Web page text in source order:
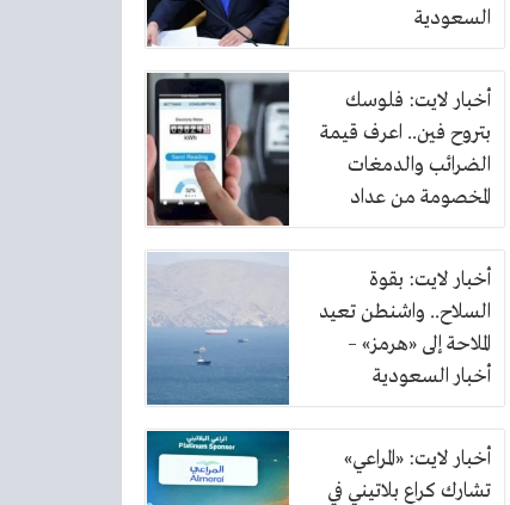
السعودية
أخبار لايت: فلوسك
بتروح فين.. اعرف قيمة
الضرائب والدمغات
المخصومة من عداد
الكهرباء
أخبار لايت: بقوة
السلاح.. واشنطن تعيد
الملاحة إلى «هرمز» –
أخبار السعودية
أخبار لايت: «المراعي»
تشارك كراعٍ بلاتيني في